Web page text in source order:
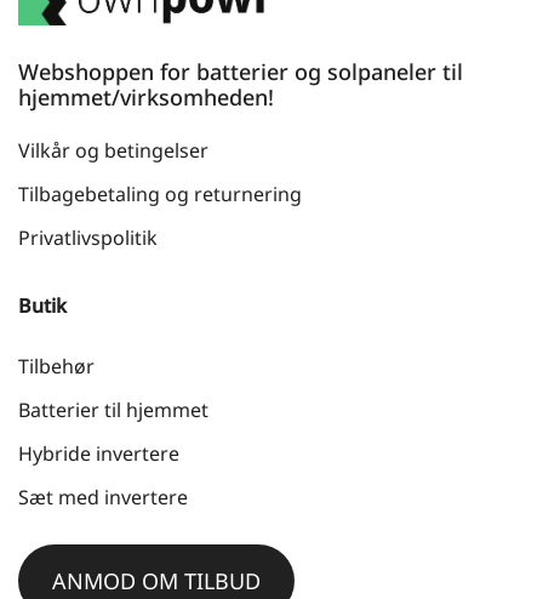
Webshoppen for batterier og solpaneler til
hjemmet/virksomheden!
Vilkår og betingelser
Tilbagebetaling og returnering
Privatlivspolitik
Butik
Tilbehør
Batterier til hjemmet
Hybride invertere
Sæt med invertere
ANMOD OM TILBUD